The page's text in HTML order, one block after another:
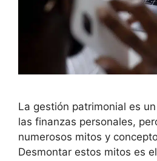
La gestión patrimonial es
las finanzas personales,
numerosos mitos y
Desmontar estos mitos es